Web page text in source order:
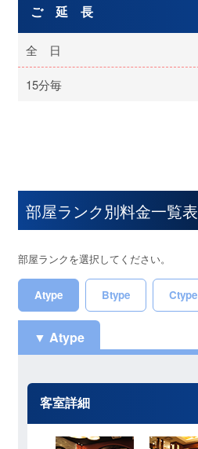
ご 延 長
全 日
15分毎
部屋ランク別料金一覧表
部屋ランクを選択してください。
Atype Btype Ctype
Atype
客室詳細